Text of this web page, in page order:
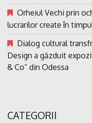
Orheiul Vechi prin
lucrarilor create în
Dialog cultural
Design a găzduit
& Co” din Odessa
CATEGORII